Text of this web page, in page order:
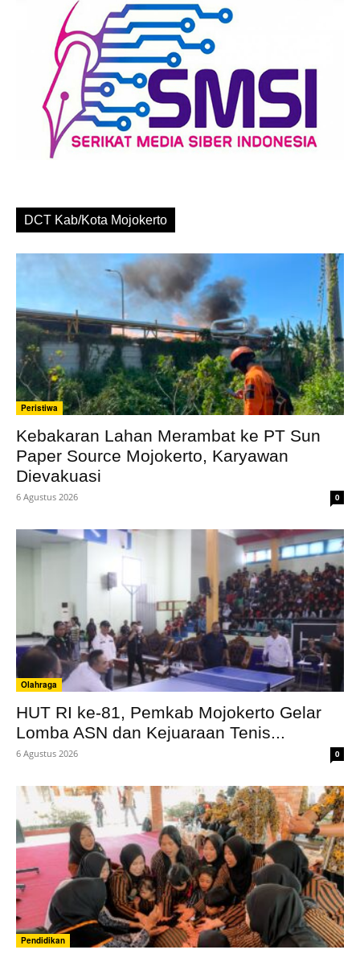
DCT Kab/Kota Mojokerto
Peristiwa
Kebakaran Lahan Merambat ke PT Sun
Paper Source Mojokerto, Karyawan
Dievakuasi
6 Agustus 2026 0
Olahraga
HUT RI ke-81, Pemkab Mojokerto Gelar
Lomba ASN dan Kejuaraan Tenis...
6 Agustus 2026 0
Pendidikan